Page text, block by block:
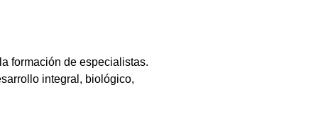
formación de especialistas.
integral, biológico,